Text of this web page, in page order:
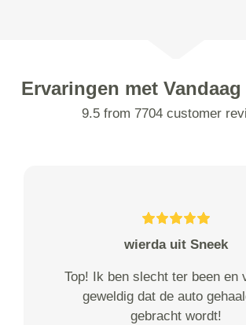
Ervaringen met
9.5 from 7704 customer
wierda uit Sneek
Top! Ik ben slecht ter been en
geweldig dat de auto
gebracht wordt!